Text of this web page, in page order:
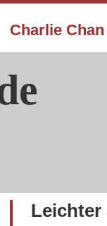
Charlie Chan